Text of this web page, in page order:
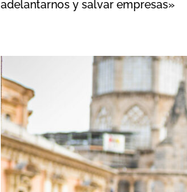
adelantarnos y salvar empresas»